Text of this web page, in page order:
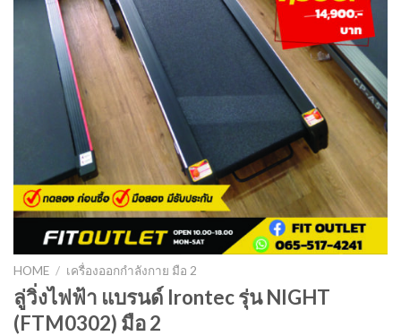
HOME / เครื่องออกกำลังกาย มือ 2
ลู่วิ่งไฟฟ้า แบรนด์ Irontec รุ่น NIGHT
(FTM0302) มือ 2